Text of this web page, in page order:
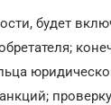
будет